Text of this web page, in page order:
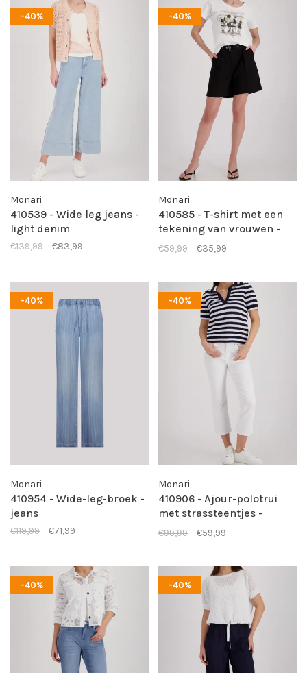
-40%
Monari
410539 - Wide leg jeans -
light denim
€139,99 €83,99
-40%
Monari
410585 - T-shirt met een
tekening van vrouwen -
cream
€59,99 €35,99
-40%
Monari
410954 - Wide-leg-broek -
jeans
€119,99 €71,99
-40%
Monari
410906 - Ajour-polotrui
met strassteentjes -
marine striped
€99,99 €59,99
-40% -40%